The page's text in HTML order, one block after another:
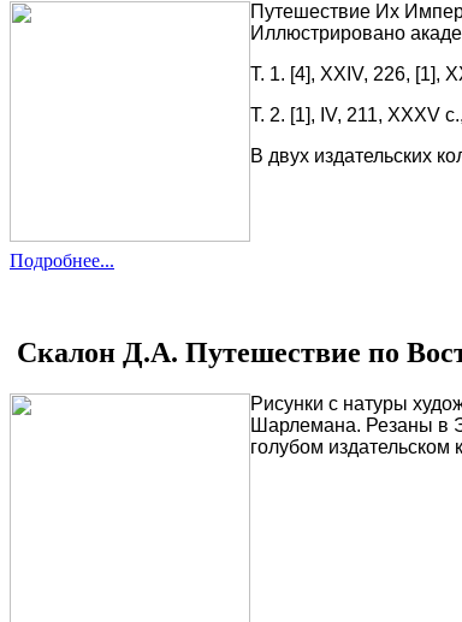
Путешествие Их
Иллюстрировано
Т. 1. [4], XXIV, 226, [1],
Т. 2. [1], IV, 211, XXXV
В двух издательских
Подробнее...
Скалон Д.А. Путешествие по
Рисунки с натуры
Шарлемана. Резаны в
голубом